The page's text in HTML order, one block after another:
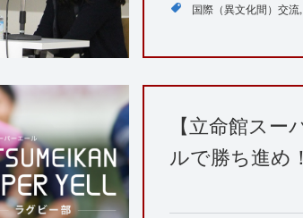
国際（異文化間）交流
【立命館ス
ルで勝ち進め